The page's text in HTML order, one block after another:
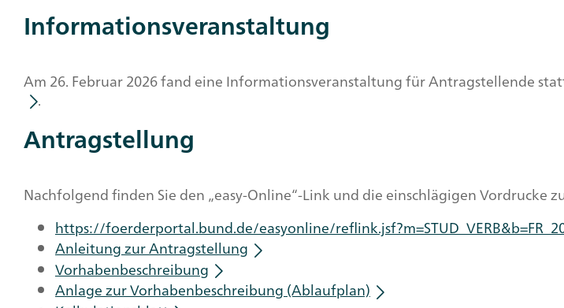
Informationsveranstaltung
Am 26. Februar 2026 fand eine Informationsveranstaltung für Antragstellende
.
Antragstellung
Nachfolgend finden Sie den „easy-Online“-Link und die einschlägigen Vordrucke
https://foerderportal.bund.de/easyonline/
Anleitung zur Antragstellung
Vorhabenbeschreibung
Anlage zur Vorhabenbeschreibung (Ablaufplan)